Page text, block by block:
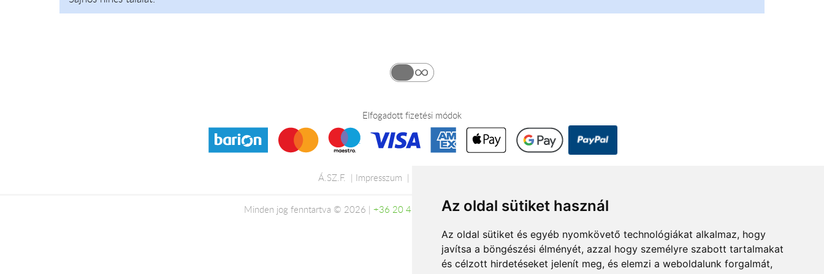
Az oldal sütiket használ
Az oldal sütiket és egyéb nyomkövető technológiákat alkalmaz, hogy
javítsa a böngészési élményét, azzal hogy személyre szabott tartalmakat
és célzott hirdetéseket jelenít meg, és elemzi a weboldalunk forgalmát,
Elfogadott fizetési módok
Á.SZ.F. Impresszum
Minden jog fenntartva © 2026 | +36 20 488-8362| www.viragkuldes-budapestre.hu